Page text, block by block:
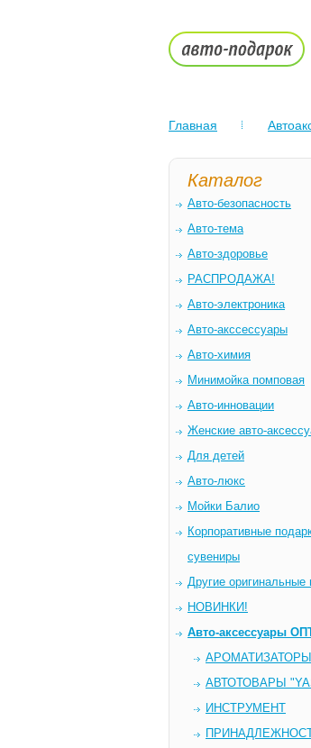
Главная
Каталог
Авто-безопасность
Авто-тема
Авто-здоровье
РАСПРОДАЖА!
Авто-электроника
Авто-акссессуары
Авто-химия
Минимойка помповая
Авто-инновации
Женские авто-
Для детей
Авто-люкс
Мойки Балио
Корпоративные
сувениры
Другие оригинальные
НОВИНКИ!
Авто-аксессуары
AРОМАТИЗАТОРЫ
АВТОТОВАРЫ
ИНСТРУМЕНТ